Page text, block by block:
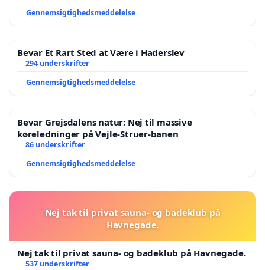
Gennemsigtighedsmeddelelse
Bevar Et Rart Sted at Være i Haderslev
294 underskrifter
Gennemsigtighedsmeddelelse
Bevar Grejsdalens natur: Nej til massive
køreledninger på Vejle-Struer-banen
86 underskrifter
Gennemsigtighedsmeddelelse
Nej tak til privat sauna- og badeklub på
Havnegade.
Nej tak til privat sauna- og badeklub på Havnegade.
537 underskrifter